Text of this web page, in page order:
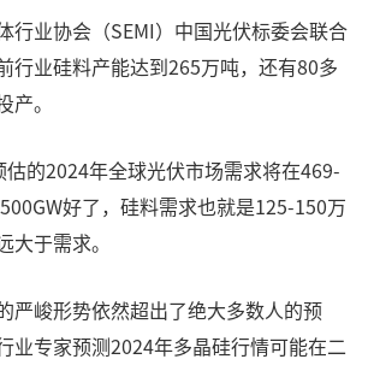
行业协会（SEMI）中国光伏标委会联合
行业硅料产能达到265万吨，还有80多
。
的2024年全球光伏市场需求将在469-
好了，硅料需求也就是125-150万
大于需求。
严峻形势依然超出了绝大多数人的预
业专家预测2024年多晶硅行情可能在二